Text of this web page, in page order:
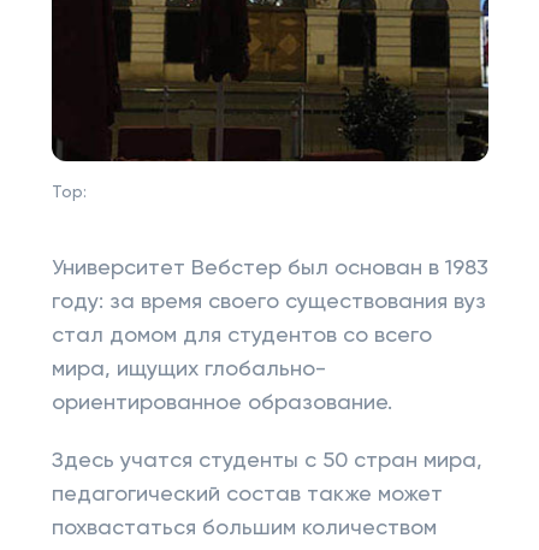
Top:
Университет Вебстер был основан в 1983
году: за время своего существования вуз
стал домом для студентов со всего
мира, ищущих глобально-
ориентированное образование.
Здесь учатся студенты с 50 стран мира,
педагогический состав также может
похвастаться большим количеством